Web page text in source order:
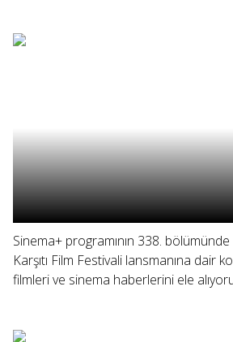
Sinema+ programının 338.
Karşıtı Film Festivali lansmanına dair
filmleri ve sinema haberlerini ele